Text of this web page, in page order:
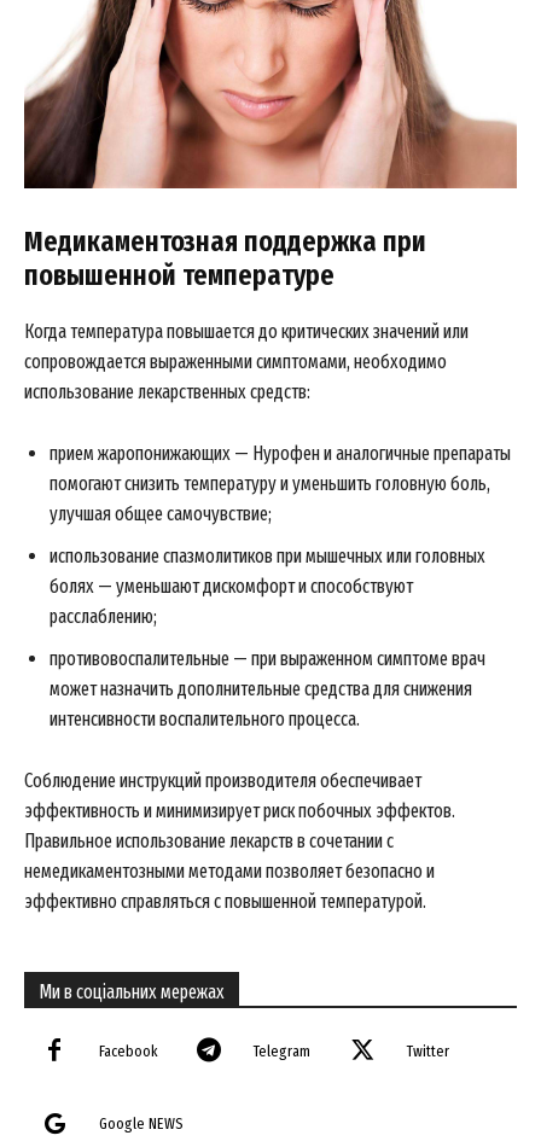
News Week
Magazine PRO
Company
Медикаментозная поддержка при
повышенной температуре
Когда температура повышается до критических значений или
сопровождается выраженными симптомами, необходимо
использование лекарственных средств:
прием жаропонижающих — Нурофен и аналогичные препараты
помогают снизить температуру и уменьшить головную боль,
улучшая общее самочувствие;
использование спазмолитиков при мышечных или головных
болях — уменьшают дискомфорт и способствуют
расслаблению;
противовоспалительные — при выраженном симптоме врач
может назначить дополнительные средства для снижения
интенсивности воспалительного процесса.
Соблюдение инструкций производителя обеспечивает
эффективность и минимизирует риск побочных эффектов.
Правильное использование лекарств в сочетании с
немедикаментозными методами позволяет безопасно и
эффективно справляться с повышенной температурой.
Ми в соціальних мережах
Facebook Telegram Twitter
Google NEWS